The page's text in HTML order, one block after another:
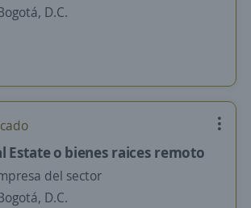
D.C.
Estate o bienes raices remoto
del sector
D.C.